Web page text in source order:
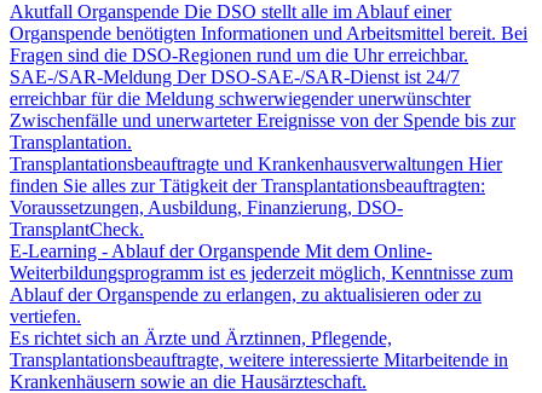
Akutfall Organspende Die DSO stellt alle im Ablauf einer
Organspende benötigten Informationen und Arbeitsmittel bereit. Bei
Fragen sind die DSO-Regionen rund um die Uhr erreichbar.
SAE-/SAR-Meldung Der DSO-SAE-/SAR-Dienst ist 24/7
erreichbar für die Meldung schwerwiegender unerwünschter
Zwischenfälle und unerwarteter Ereignisse von der Spende bis zur
Transplantation.
Transplantationsbeauftragte und Krankenhausverwaltungen Hier
finden Sie alles zur Tätigkeit der Transplantationsbeauftragten:
Voraussetzungen, Ausbildung, Finanzierung, DSO-
TransplantCheck.
E-Learning - Ablauf der Organspende Mit dem Online-
Weiterbildungsprogramm ist es jederzeit möglich, Kenntnisse zum
Ablauf der Organspende zu erlangen, zu aktualisieren oder zu
vertiefen.
Es richtet sich an Ärzte und Ärztinnen, Pflegende,
Transplantationsbeauftragte, weitere interessierte Mitarbeitende in
Krankenhäusern sowie an die Hausärzteschaft.